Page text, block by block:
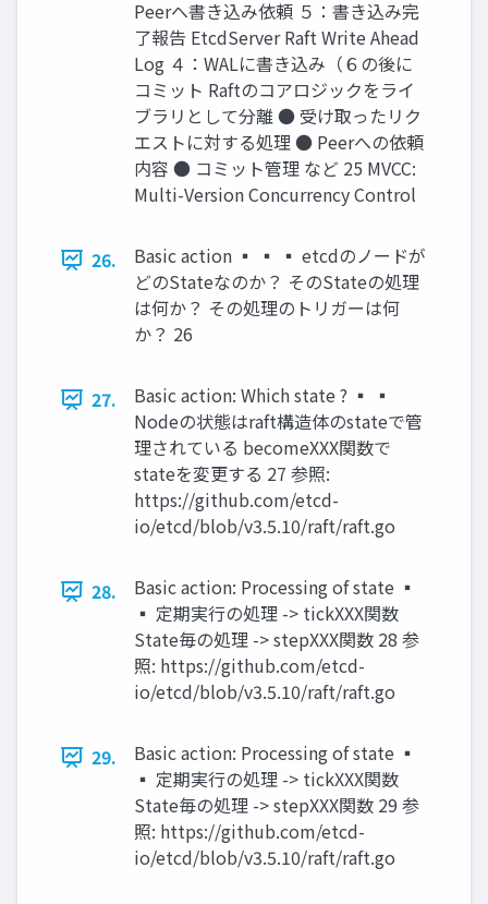
Peerへ書き込み依頼 ５：書き込み完
了報告 EtcdServer Raft Write Ahead
Log ４：WALに書き込み（６の後に
コミット Raftのコアロジックをライ
ブラリとして分離 ● 受け取ったリク
エストに対する処理 ● Peerへの依頼
内容 ● コミット管理 など 25 MVCC:
Multi-Version Concurrency Control
26.
Basic action ▪ ▪ ▪ etcdのノードが
どのStateなのか？ そのStateの処理
は何か？ その処理のトリガーは何
か？ 26
27.
Basic action: Which state ? ▪ ▪
Nodeの状態はraft構造体のstateで管
理されている becomeXXX関数で
stateを変更する 27 参照:
https://github.com/etcd-
io/etcd/blob/v3.5.10/raft/raft.go
28.
Basic action: Processing of state ▪
▪ 定期実行の処理 -> tickXXX関数
State毎の処理 -> stepXXX関数 28 参
照: https://github.com/etcd-
io/etcd/blob/v3.5.10/raft/raft.go
29.
Basic action: Processing of state ▪
▪ 定期実行の処理 -> tickXXX関数
State毎の処理 -> stepXXX関数 29 参
照: https://github.com/etcd-
io/etcd/blob/v3.5.10/raft/raft.go